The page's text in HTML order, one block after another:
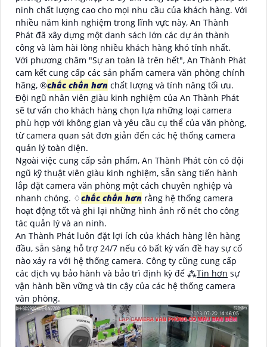
ninh chất lượng cao cho mọi nhu cầu của khách hàng. Với
nhiều năm kinh nghiệm trong lĩnh vực này, An Thành
Phát đã xây dựng một danh sách lớn các dự án thành
công và làm hài lòng nhiều khách hàng khó tính nhất.
Với phương châm "Sự an toàn là trên hết", An Thành Phát
cam kết cung cấp các sản phẩm camera văn phòng chính
hãng, ®️chắc chắn hơn chất lượng và tính năng tối ưu.
Đội ngũ nhân viên giàu kinh nghiệm của An Thành Phát
sẽ tư vấn cho khách hàng chọn lựa những loại camera
phù hợp với không gian và yêu cầu cụ thể của văn phòng,
từ camera quan sát đơn giản đến các hệ thống camera
quản lý toàn diện.
Ngoài việc cung cấp sản phẩm, An Thành Phát còn có đội
ngũ kỹ thuật viên giàu kinh nghiệm, sẵn sàng tiến hành
lắp đặt camera văn phòng một cách chuyên nghiệp và
nhanh chóng. ♢chắc chắn hơn rằng hệ thống camera
hoạt động tốt và ghi lại những hình ảnh rõ nét cho công
tác quản lý và an ninh.
An Thành Phát luôn đặt lợi ích của khách hàng lên hàng
đầu, sẵn sàng hỗ trợ 24/7 nếu có bất kỳ vấn đề hay sự cố
nào xảy ra với hệ thống camera. Công ty cũng cung cấp
các dịch vụ bảo hành và bảo trì định kỳ để ⁂Tin hơn sự
vận hành bền vững và tin cậy của các hệ thống camera
văn phòng.